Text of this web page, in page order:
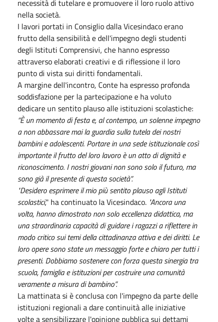
necessità di tutelare e promuovere il loro ruolo attivo
nella società.
I lavori portati in Consiglio dalla Vicesindaco erano
frutto della sensibilità e dell'impegno degli studenti
degli Istituti Comprensivi, che hanno espresso
attraverso elaborati creativi e di riflessione il loro
punto di vista sui diritti fondamentali.
A margine dell'incontro, Conte ha espresso profonda
soddisfazione per la partecipazione e ha voluto
dedicare un sentito plauso alle istituzioni scolastiche:
“È un momento di festa e, al contempo, un solenne impegno
a non abbassare mai la guardia sulla tutela dei nostri
bambini e adolescenti. Portare in una sede istituzionale così
importante il frutto del loro lavoro è un atto di dignità e
riconoscimento. I nostri giovani non sono solo il futuro, ma
sono già il presente di questa società”.
"Desidero esprimere il mio più sentito plauso agli Istituti
scolastici," ha continuato la Vicesindaco. "Ancora una
volta, hanno dimostrato non solo eccellenza didattica, ma
una straordinaria capacità di guidare i ragazzi a riflettere in
modo critico sui temi della cittadinanza attiva e dei diritti. Le
loro opere sono state un messaggio forte e chiaro per tutti i
presenti. Dobbiamo sostenere con forza questa sinergia tra
scuola, famiglia e istituzioni per costruire una comunità
veramente a misura di bambino”.
La mattinata si è conclusa con l'impegno da parte delle
istituzioni regionali a dare continuità alle iniziative
volte a sensibilizzare l'opinione pubblica sui dettami